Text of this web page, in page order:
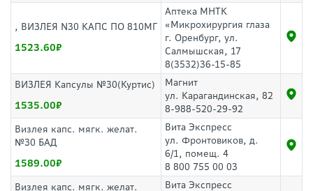
, ВИЗЛЕЯ N30 КАПС ПО 810МГ
1523.60
Аптека МНТК
«Микрохирургия глаза
г. Оренбург, ул.
Салмышская, 17
8(3532)36-15-85
ВИЗЛЕЯ Капсулы №30(Куртис)
1535.00
Магнит
ул. Карагандинская, 82
8-988-520-29-92
Визлея капс. мягк. желат.
№30 БАД
1589.00
Вита Экспресс
ул. Фронтовиков, д.
6/1, помещ. 4
8 800 755 00 03
Визлея капс. мягк. желат.
Вита Экспресс